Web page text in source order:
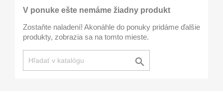
V ponuke ešte nemáme žiadny produkt
Zostaňte naladení! Akonáhle do ponuky pridáme ďalšie
produkty, zobrazia sa na tomto mieste.
